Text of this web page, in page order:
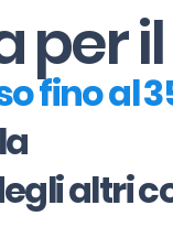
per
fino al
altri